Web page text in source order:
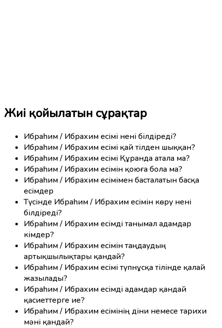
Жиі қойылатын сұрақтар
Ибраһим / Ибрахим есімі нені білдіреді?
Ибраһим / Ибрахим есімі қай тілден шыққан?
Ибраһим / Ибрахим есімі Құранда атала ма?
Ибраһим / Ибрахим есімін қоюға бола ма?
Ибраһим / Ибрахим есімімен басталатын басқа
есімдер
Түсінде Ибраһим / Ибрахим есімін көру нені
білдіреді?
Ибраһим / Ибрахим есімді танымал адамдар
кімдер?
Ибраһим / Ибрахим есімін таңдаудың
артықшылықтары қандай?
Ибраһим / Ибрахим есімі түпнұсқа тілінде қалай
жазылады?
Ибраһим / Ибрахим есімді адамдар қандай
қасиеттерге ие?
Ибраһим / Ибрахим есімінің діни немесе тарихи
мәні қандай?